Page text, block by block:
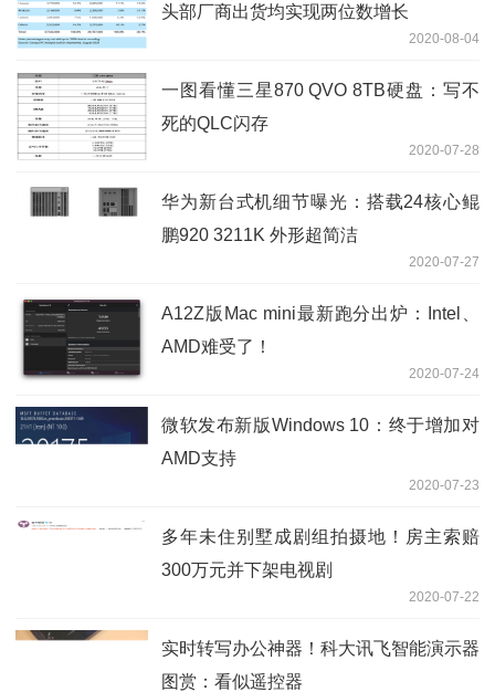
头部厂商出货均实现两位数增长
2020-08-04
一图看懂三星870 QVO 8TB硬盘：写不
死的QLC闪存
2020-07-28
华为新台式机细节曝光：搭载24核心鲲
鹏920 3211K 外形超简洁
2020-07-27
A12Z版Mac mini最新跑分出炉：Intel、
AMD难受了！
2020-07-24
微软发布新版Windows 10：终于增加对
AMD支持
2020-07-23
多年未住别墅成剧组拍摄地！房主索赔
300万元并下架电视剧
2020-07-22
实时转写办公神器！科大讯飞智能演示器
图赏：看似遥控器